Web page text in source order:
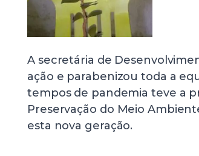
A secretária de
ação e parabenizou toda a
tempos de pandemia teve a
Preservação do Meio
esta nova geração.